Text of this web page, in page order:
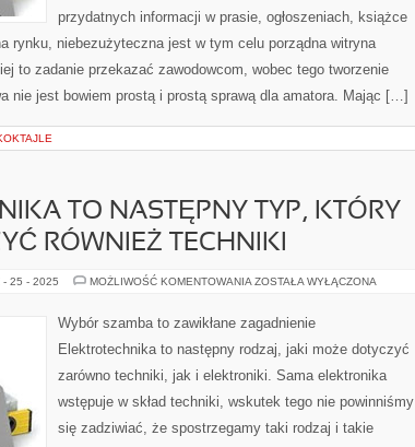
przydatnych informacji w prasie, ogłoszeniach, książce
rynku, niebezużyteczna jest w tym celu porządna witryna
to zadanie przekazać zawodowcom, wobec tego tworzenie
nie jest bowiem prostą i prostą sprawą dla amatora. Mając […]
TO NASTĘPNY TYP, KTÓRY
RÓWNIEŻ TECHNIKI
- 25 - 2025 MOŻLIWOŚĆ KOMENTOWANIA ELEKTROTECHNIKA
TYP,
KTÓRY
DOTYCZYĆ
TECHNIKI
ZOSTAŁA WYŁĄCZONA
Wybór szamba to zawikłane zagadnienie
Elektrotechnika to następny rodzaj, jaki może dotyczyć
zarówno techniki, jak i elektroniki. Sama elektronika
wstępuje w skład techniki, wskutek tego nie powinniśmy
się zadziwiać, że spostrzegamy taki rodzaj i takie